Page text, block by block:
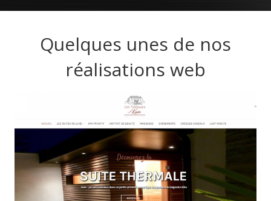
Quelques unes de nos
réalisations web